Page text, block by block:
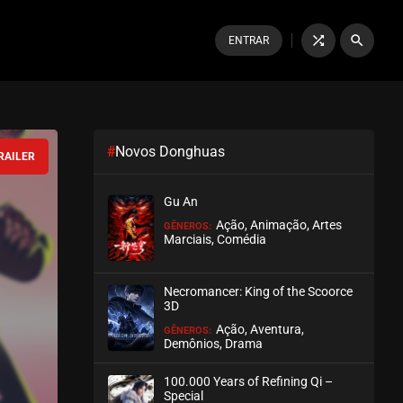
ENTRAR shuffle search
#Novos Donghuas
Gu An
GÊNEROS: Ação, Animação, Artes
Marciais, Comédia
Necromancer: King of the Scoorce
3D
GÊNEROS: Ação, Aventura,
Demônios, Drama
100.000 Years of Refining Qi –
Special